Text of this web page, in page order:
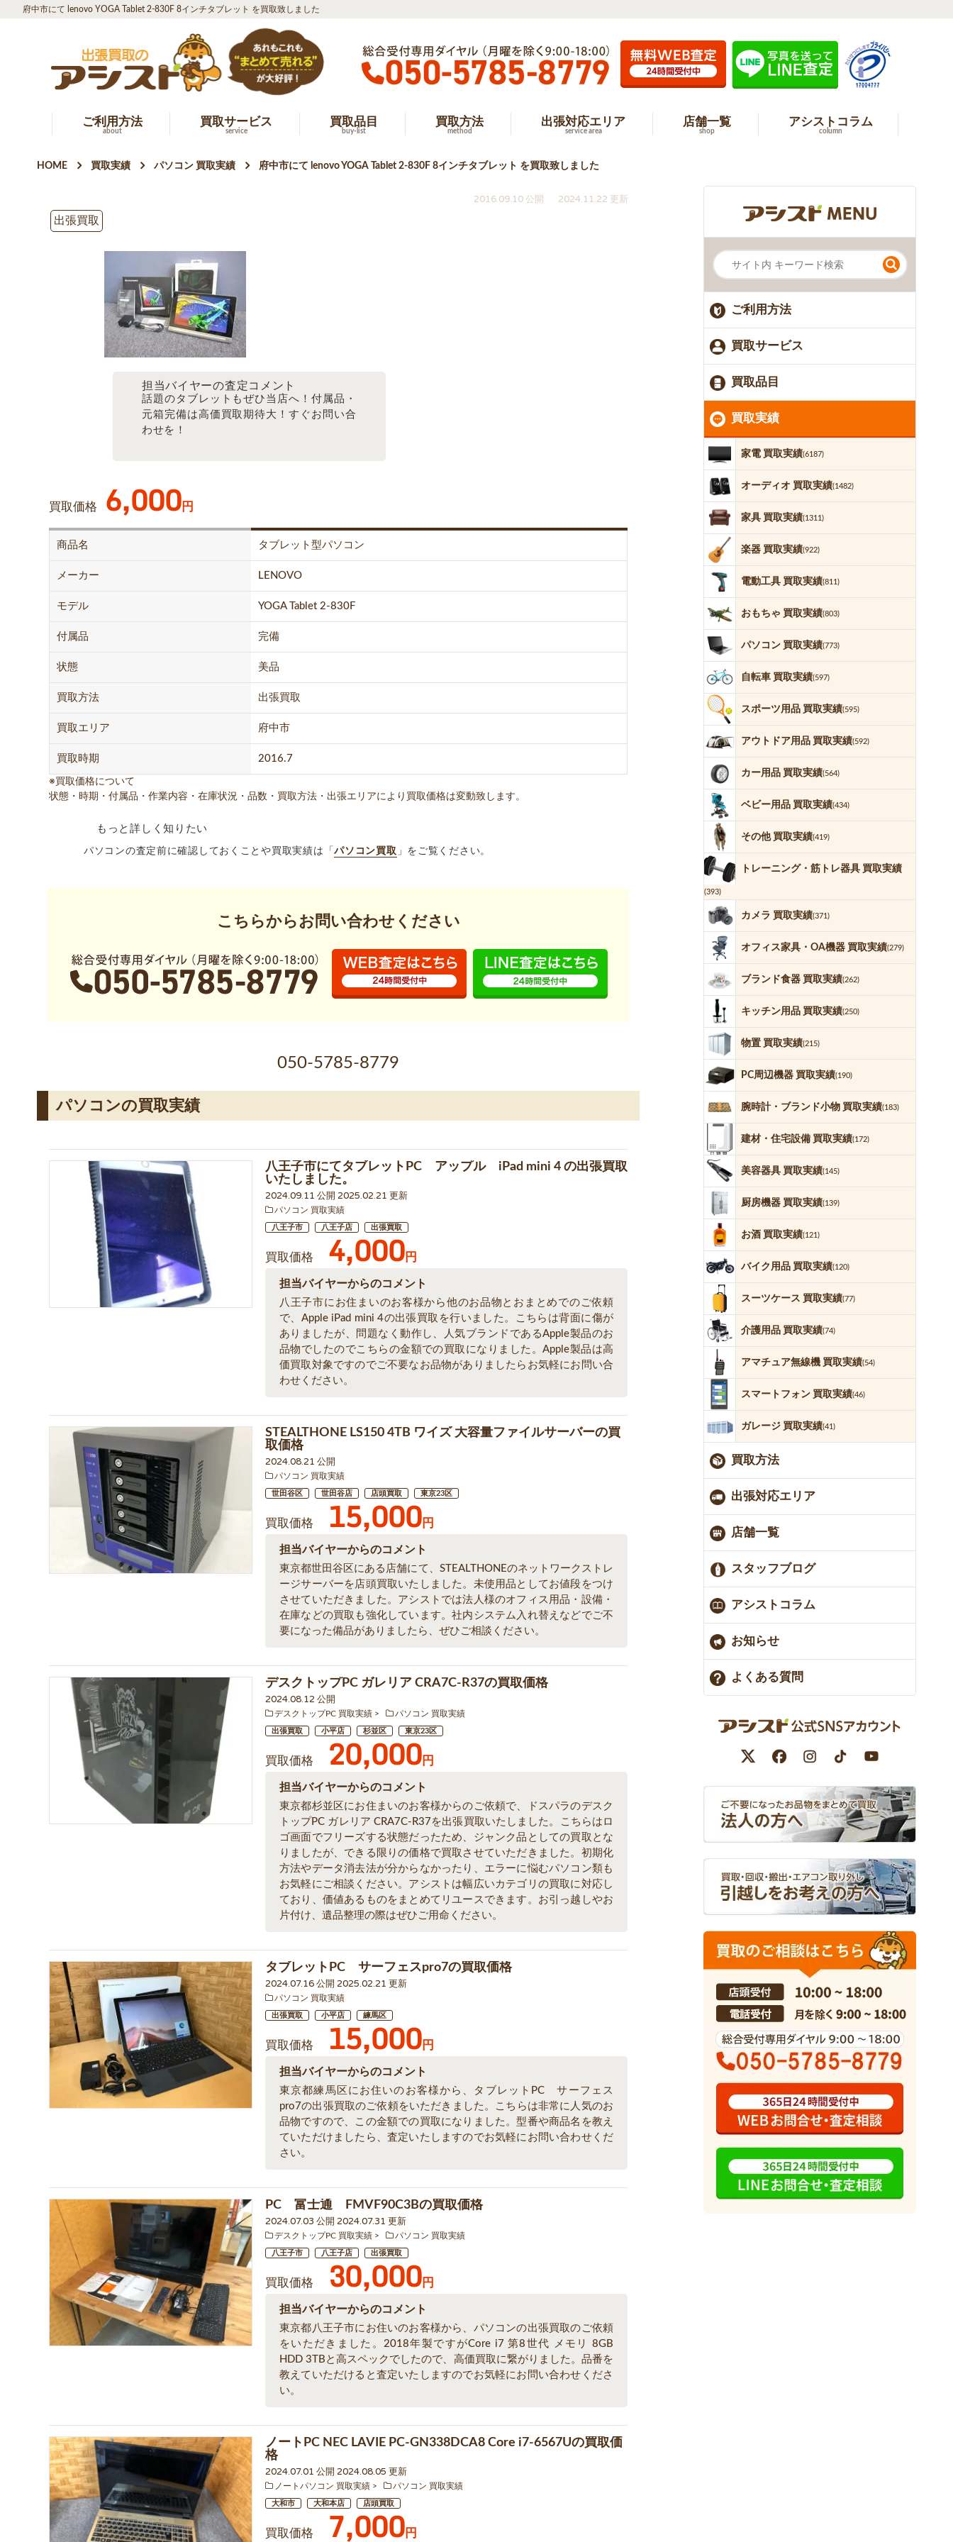
府中市にて lenovo YOGA Tablet 2-830F 8インチタブレット を買取致しました
ご利用方法
about
買取サービス
service
買取品目
buy-list
買取方法
method
出張対応エリア
service area
店舗一覧
shop
アシストコラム
column
HOME 買取実績 パソコン 買取実績 府中市にて lenovo YOGA Tablet 2-830F 8インチタブレット を買取致しました
2016.09.10 公開
2024.11.22 更新
出張買取
担当バイヤーの査定コメント
話題のタブレットもぜひ当店へ！付属品・
元箱完備は高価買取期待大！すぐお問い合
わせを！
買取価格 6,000円
商品名 タブレット型パソコン
メーカー LENOVO
モデル YOGA Tablet 2-830F
付属品 完備
状態 美品
買取方法 出張買取
買取エリア 府中市
買取時期 2016.7
※買取価格について
状態・時期・付属品・作業内容・在庫状況・品数・買取方法・出張エリアにより買取価格は変動致します。
もっと詳しく知りたい
パソコンの査定前に確認しておくことや買取実績は「パソコン買取 」をご覧ください。
こちらからお問い合わせください
050-5785-8779
パソコンの買取実績
八王子市にてタブレットPC アップル iPad mini 4 の出張買取
いたしました。
2024.09.11 公開 2025.02.21 更新
パソコン 買取実績
八王子市 八王子店 出張買取
買取価格 4,000円
担当バイヤーからのコメント
八王子市にお住まいのお客様から他のお品物とおまとめでのご依頼
で、Apple iPad mini 4の出張買取を行いました。こちらは背面に傷が
ありましたが、問題なく動作し、人気ブランドであるApple製品のお
品物でしたのでこちらの金額での買取になりました。Apple製品は高
価買取対象ですのでご不要なお品物がありましたらお気軽にお問い合
わせください。
STEALTHONE LS150 4TB ワイズ 大容量ファイルサーバーの買
取価格
2024.08.21 公開
パソコン 買取実績
世田谷区 世田谷店 店頭買取 東京23区
買取価格 15,000円
担当バイヤーからのコメント
東京都世田谷区にある店舗にて、STEALTHONEのネットワークストレ
ージサーバーを店頭買取いたしました。未使用品としてお値段をつけ
させていただきました。アシストでは法人様のオフィス用品・設備・
在庫などの買取も強化しています。社内システム入れ替えなどでご不
要になった備品がありましたら、ぜひご相談ください。
デスクトップPC ガレリア CRA7C-R37の買取価格
2024.08.12 公開
デスクトップPC 買取実績 パソコン 買取実績
出張買取 小平店 杉並区 東京23区
買取価格 20,000円
担当バイヤーからのコメント
東京都杉並区にお住まいのお客様からのご依頼で、ドスパラのデスク
トップPC ガレリア CRA7C-R37を出張買取いたしました。こちらはロ
ゴ画面でフリーズする状態だったため、ジャンク品としての買取とな
りましたが、できる限りの価格で買取させていただきました。初期化
方法やデータ消去法が分からなかったり、エラーに悩むパソコン類も
お気軽にご相談ください。アシストは幅広いカテゴリの買取に対応し
ており、価値あるものをまとめてリユースできます。お引っ越しやお
片付け、遺品整理の際はぜひご用命ください。
タブレットPC サーフェスpro7の買取価格
2024.07.16 公開 2025.02.21 更新
パソコン 買取実績
出張買取 小平店 練馬区
買取価格 15,000円
担当バイヤーからのコメント
東京都練馬区にお住いのお客様から、タブレットPC サーフェス
pro7の出張買取のご依頼をいただきました。こちらは非常に人気のお
品物ですので、この金額での買取になりました。型番や商品名を教え
ていただけましたら、査定いたしますのでお気軽にお問い合わせくだ
さい。
PC 富士通 FMVF90C3Bの買取価格
2024.07.03 公開 2024.07.31 更新
デスクトップPC 買取実績 パソコン 買取実績
八王子市 八王子店 出張買取
買取価格 30,000円
担当バイヤーからのコメント
東京都八王子市にお住いのお客様から、パソコンの出張買取のご依頼
をいただきました。2018年製ですがCore i7 第8世代 メモリ 8GB
HDD 3TBと高スペックでしたので、高価買取に繋がりました。品番を
教えていただけると査定いたしますのでお気軽にお問い合わせくださ
い。
ノートPC NEC LAVIE PC-GN338DCA8 Core i7-6567Uの買取価
格
2024.07.01 公開 2024.08.05 更新
ノートパソコン 買取実績 パソコン 買取実績
大和市 大和本店 店頭買取
買取価格 7,000円
ご利用方法
買取サービス
買取品目
買取実績
家電 買取実績(6187)
オーディオ 買取実績(1482)
家具 買取実績(1311)
楽器 買取実績(922)
電動工具 買取実績(811)
おもちゃ 買取実績(803)
パソコン 買取実績(773)
自転車 買取実績(597)
スポーツ用品 買取実績(595)
アウトドア用品 買取実績(592)
カー用品 買取実績(564)
ベビー用品 買取実績(434)
その他 買取実績(419)
トレーニング・筋トレ器具 買取実績
(393)
カメラ 買取実績(371)
オフィス家具・OA機器 買取実績(279)
ブランド食器 買取実績(262)
キッチン用品 買取実績(250)
物置 買取実績(215)
PC周辺機器 買取実績(190)
腕時計・ブランド小物 買取実績(183)
建材・住宅設備 買取実績(172)
美容器具 買取実績(145)
厨房機器 買取実績(139)
お酒 買取実績(121)
バイク用品 買取実績(120)
スーツケース 買取実績(77)
介護用品 買取実績(74)
アマチュア無線機 買取実績(54)
スマートフォン 買取実績(46)
ガレージ 買取実績(41)
買取方法
出張対応エリア
店舗一覧
スタッフブログ
アシストコラム
お知らせ
よくある質問